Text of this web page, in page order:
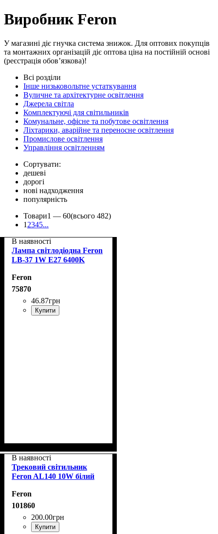
Виробник Feron
У магазині діє гнучка система знижок. Для оптових покупців
та монтажних організацій діє оптова ціна на постійній основі
(реєстрація обов’язкова)!
Всі розділи
Інше низьковольтне устаткування
Вуличне та архітектурне освітлення
Джерела світла
Комплектуючі для світильників
Комунальне, офісне та побутове освітлення
Ліхтарики, аварійне та переносне освітлення
Промислове освітлення
Управління освітленням
Сортувати:
дешеві
дорогі
нові надходження
популярність
Товари1 — 60(всього 482)
1 2345...
В наявності
Лампа світлодіодна Feron
LB-37 1W E27 6400K
Feron
75870
46.87грн
Купити
В наявності
Трековий світильник
Feron AL140 10W білий
Feron
101860
200.00грн
Купити